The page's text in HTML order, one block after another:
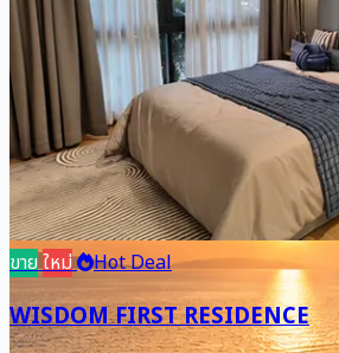
ขายใหม่ Hot Deal
WISDOM FIRST RESIDENCE